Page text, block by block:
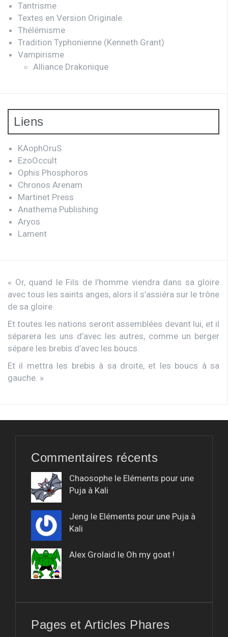
Tantrisme
Textes en Version Originale
Thélémisme
Tradition Typhonienne (Kenneth Grant)
Vampirisme
Alliance Drakonique
Liens
KAophOruS
EzoOccult
Ophis Phosphoros
Chronos Arenam
Martinet Press
Anathema Publishing
Aryos
Lament
« Or, quand le Fils de l’homme viendra dans sa gloire
avec tous les saints anges, alors il s’assiéra sur le trône
de sa gloire.
Et toutes les nations seront assemblées devant lui, et il
séparera les uns d’avec les autres, comme un berger
sépare les brebis d’avec les boucs.
Et il mettra les brebis à sa droite, et les boucs à sa
gauche. »
Commentaires récents
Chaosophe le Eléments pour une
Puja à Kali
Jeng le Eléments pour une Puja à
Kali
Alex Grolaid le Oh my goat !
Pages et Articles Phares